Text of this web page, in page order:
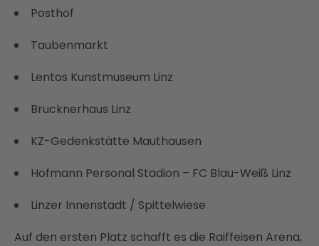
Posthof
Taubenmarkt
Lentos Kunstmuseum Linz
Brucknerhaus Linz
KZ-Gedenkstätte Mauthausen
Hofmann Personal Stadion – FC Blau-Weiß Linz
Linzer Innenstadt / Spittelwiese
Auf den ersten Platz schafft es die Raiffeisen Arena,